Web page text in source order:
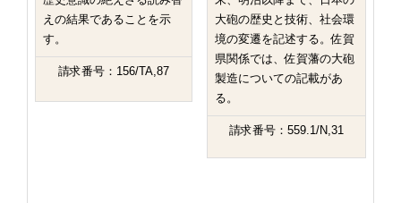
えの結果であることを示
す。
請求番号：156/TA,87
大砲の歴史と技術、社会環
境の変遷を記述する。佐賀
県関係では、佐賀藩の大砲
製造についての記載があ
る。
請求番号：559.1/N,31